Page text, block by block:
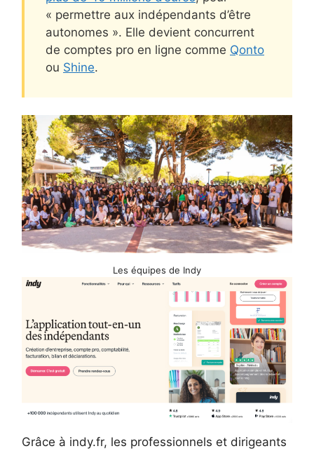
« permettre aux indépendants d’être
autonomes ». Elle devient concurrent
de comptes pro en ligne comme Qonto
ou Shine.
Les équipes de Indy
Grâce à indy.fr, les professionnels et dirigeants